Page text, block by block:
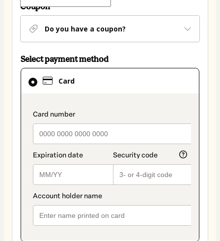
Coupon
Do you have a coupon?
Select payment method
Card
payment_data.section_title_v2
Card
selected
method